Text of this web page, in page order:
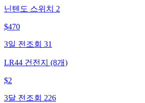
닌텐도 스위치 2
$470
3일 전 조회 31
LR44 건전지 (8개)
$2
3달 전 조회 226